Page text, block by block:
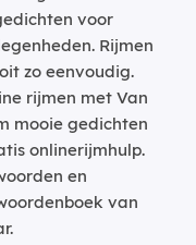
voor
Rijmen
zo eenvoudig.
rijmen met Van
mooie gedichten
onlinerijmhulp.
en
van